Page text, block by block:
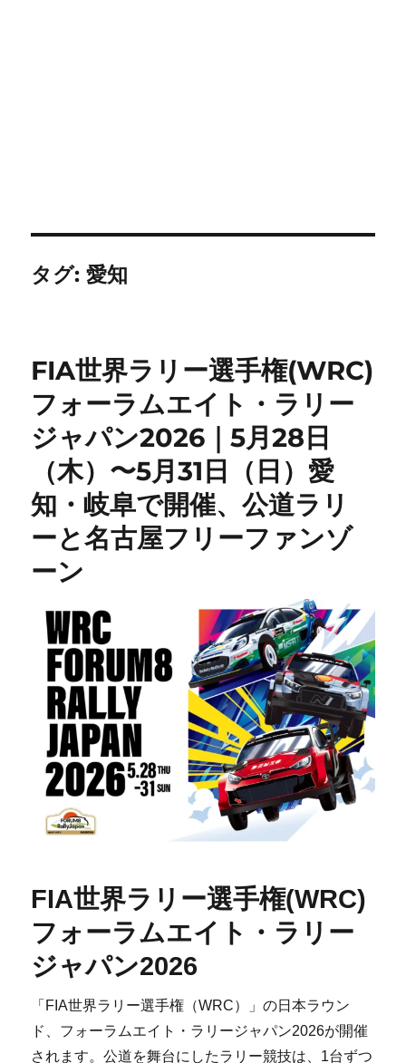
タグ:愛知
FIA世界ラリー選手権(WRC)
フォーラムエイト・ラリー
ジャパン2026｜5月28日
（木）〜5月31日（日）愛
知・岐阜で開催、公道ラリ
ーと名古屋フリーファンゾ
ーン
FIA世界ラリー選手権(WRC)
フォーラムエイト・ラリー
ジャパン2026
「FIA世界ラリー選手権（WRC）」の日本ラウン
ド、フォーラムエイト・ラリージャパン2026が開催
されます。公道を舞台にしたラリー競技は、1台ずつ